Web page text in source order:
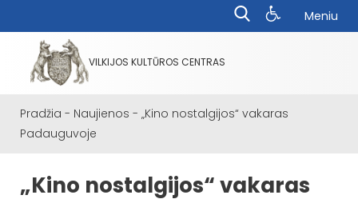
Meniu
VILKIJOS KULTŪROS CENTRAS
Pradžia - Naujienos - „Kino nostalgijos“ vakaras
Padauguvoje
„Kino nostalgijos“ vakaras